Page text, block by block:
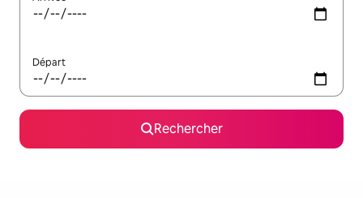
Départ
Rechercher